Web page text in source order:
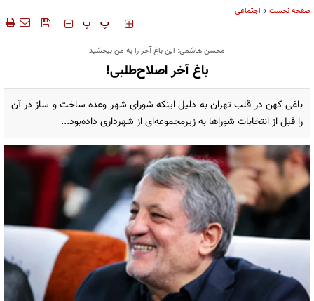
صفحه نخست » اجتماعی
‍‍‍ پ پ
محسن هاشمی: این باغ آخر را به من ببخشید
باغ آخر اصلاح‌طلبی!
باغی کهن در قلب تهران به دلیل اینکه شورای شهر وعده ساخت و ساز در آن
را قبل از انتخابات شورا‌ها به زیرمجموعه‌ای از شهرداری داده‌بود...